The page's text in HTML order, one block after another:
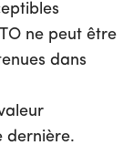
ne peut être
dans
dernière.